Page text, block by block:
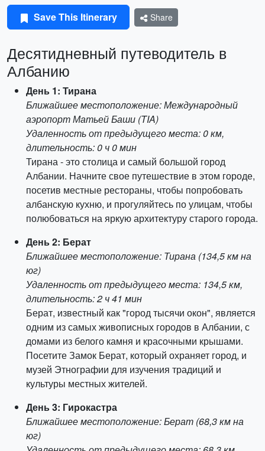
Save This Itinerary Share
Десятидневный путеводитель в
Албанию
День 1: Тирана
Ближайшее местоположение: Международный
аэропорт Матьей Баши (TIA)
Удаленность от предыдущего места: 0 км,
длительность: 0 ч 0 мин
Тирана - это столица и самый большой город
Албании. Начните свое путешествие в этом городе,
посетив местные рестораны, чтобы попробовать
албанскую кухню, и прогуляйтесь по улицам, чтобы
полюбоваться на яркую архитектуру старого города.
День 2: Берат
Ближайшее местоположение: Тирана (134,5 км на
юг)
Удаленность от предыдущего места: 134,5 км,
длительность: 2 ч 41 мин
Берат, известный как "город тысячи окон", является
одним из самых живописных городов в Албании, с
домами из белого камня и красочными крышами.
Посетите Замок Берат, который охраняет город, и
музей Этнографии для изучения традиций и
культуры местных жителей.
День 3: Гирокастра
Ближайшее местоположение: Берат (68,3 км на
юг)